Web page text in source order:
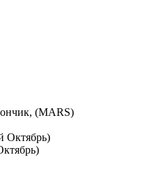
(MARS)